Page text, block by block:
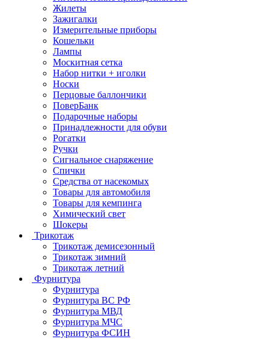
Жилеты
Зажигалки
Измерительные приборы
Кошельки
Лампы
Москитная сетка
Набор нитки + иголки
Носки
Перцовые баллончики
ПоверБанк
Подарочные наборы
Принадлежности для обуви
Рогатки
Ручки
Сигнальное снаряжение
Спички
Средства от насекомых
Товары для автомобиля
Товары для кемпинга
Химический свет
Шокеры
Трикотаж
Трикотаж демисезонный
Трикотаж зимний
Трикотаж летний
Фурнитура
Фурнитура
Фурнитура ВС РФ
Фурнитура МВД
Фурнитура МЧС
Фурнитура ФСИН